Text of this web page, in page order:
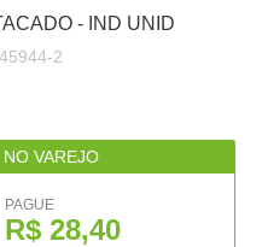
- IND UNID
2
NO VAREJO
PAGUE
R$ 28,40